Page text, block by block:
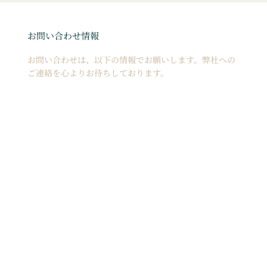
お問い合わせ情報
お問い合わせは、以下の情報でお願いします。弊社への
ご連絡を心よりお待ちしております。